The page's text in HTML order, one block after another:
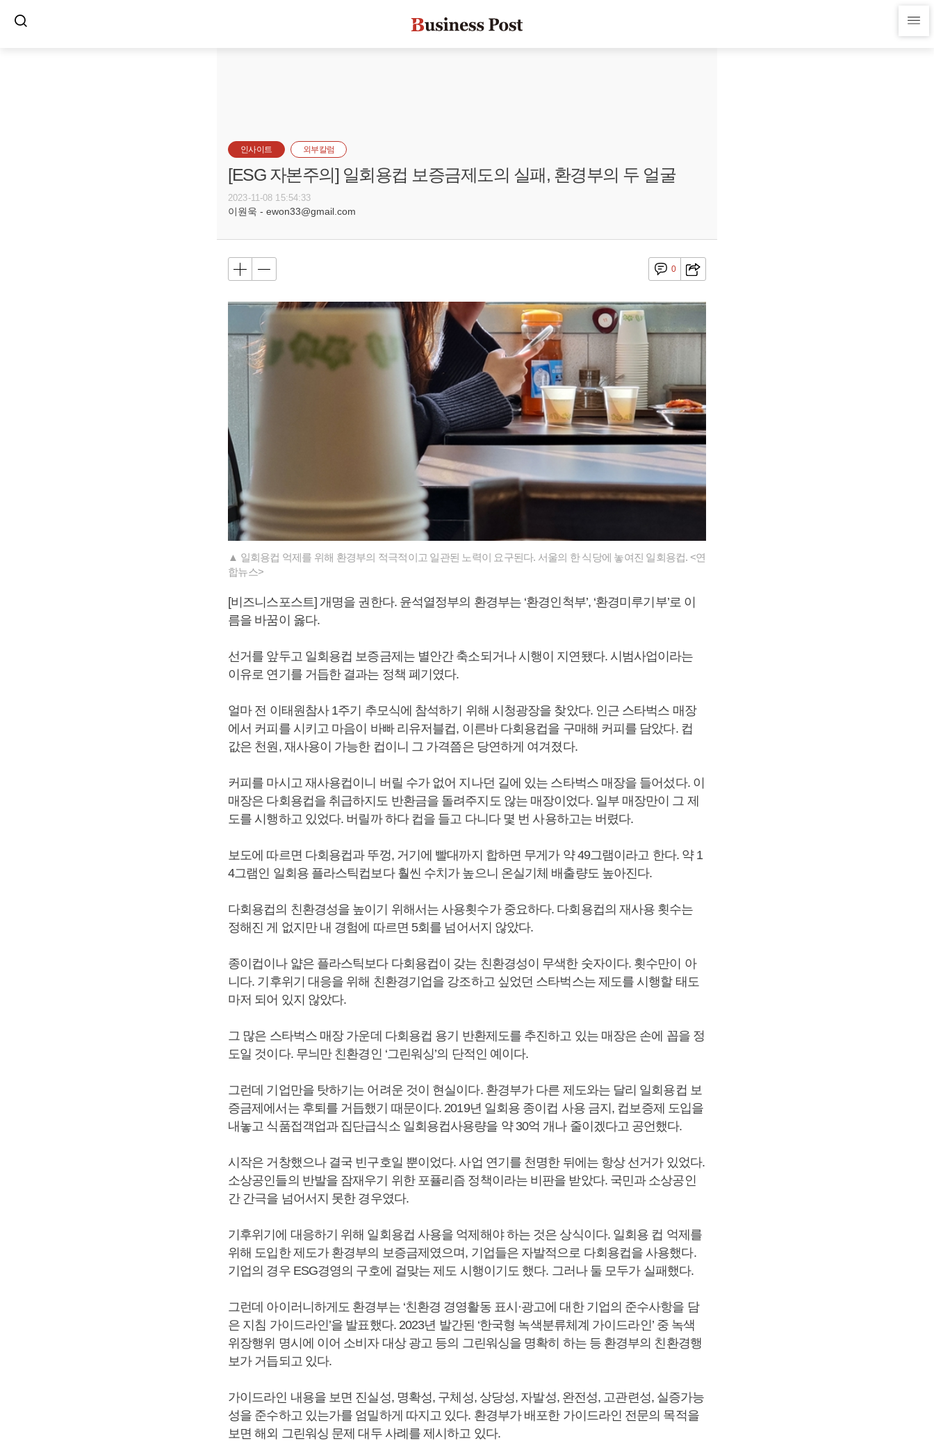
인사이트 외부칼럼
[ESG 자본주의] 일회용컵 보증금제도의 실패, 환경부의 두 얼굴
2023-11-08 15:54:33
이원욱 - ewon33@gmail.com
0
▲ 일회용컵 억제를 위해 환경부의 적극적이고 일관된 노력이 요구된다. 서울의 한 식당에 놓여진 일회용컵. <연
합뉴스>
[비즈니스포스트] 개명을 권한다. 윤석열정부의 환경부는 ‘환경인척부’, ‘환경미루기부’로 이
름을 바꿈이 옳다.
선거를 앞두고 일회용컵 보증금제는 별안간 축소되거나 시행이 지연됐다. 시범사업이라는
이유로 연기를 거듭한 결과는 정책 폐기였다.
얼마 전 이태원참사 1주기 추모식에 참석하기 위해 시청광장을 찾았다. 인근 스타벅스 매장
에서 커피를 시키고 마음이 바빠 리유저블컵, 이른바 다회용컵을 구매해 커피를 담았다. 컵
값은 천원, 재사용이 가능한 컵이니 그 가격쯤은 당연하게 여겨졌다.
커피를 마시고 재사용컵이니 버릴 수가 없어 지나던 길에 있는 스타벅스 매장을 들어섰다. 이
매장은 다회용컵을 취급하지도 반환금을 돌려주지도 않는 매장이었다. 일부 매장만이 그 제
도를 시행하고 있었다. 버릴까 하다 컵을 들고 다니다 몇 번 사용하고는 버렸다.
보도에 따르면 다회용컵과 뚜껑, 거기에 빨대까지 합하면 무게가 약 49그램이라고 한다. 약 1
4그램인 일회용 플라스틱컵보다 훨씬 수치가 높으니 온실기체 배출량도 높아진다.
다회용컵의 친환경성을 높이기 위해서는 사용횟수가 중요하다. 다회용컵의 재사용 횟수는
정해진 게 없지만 내 경험에 따르면 5회를 넘어서지 않았다.
종이컵이나 얇은 플라스틱보다 다회용컵이 갖는 친환경성이 무색한 숫자이다. 횟수만이 아
니다. 기후위기 대응을 위해 친환경기업을 강조하고 싶었던 스타벅스는 제도를 시행할 태도
마저 되어 있지 않았다.
그 많은 스타벅스 매장 가운데 다회용컵 용기 반환제도를 추진하고 있는 매장은 손에 꼽을 정
도일 것이다. 무늬만 친환경인 ‘그린워싱’의 단적인 예이다.
그런데 기업만을 탓하기는 어려운 것이 현실이다. 환경부가 다른 제도와는 달리 일회용컵 보
증금제에서는 후퇴를 거듭했기 때문이다. 2019년 일회용 종이컵 사용 금지, 컵보증제 도입을
내놓고 식품접객업과 집단급식소 일회용컵사용량을 약 30억 개나 줄이겠다고 공언했다.
시작은 거창했으나 결국 빈구호일 뿐이었다. 사업 연기를 천명한 뒤에는 항상 선거가 있었다.
소상공인들의 반발을 잠재우기 위한 포퓰리즘 정책이라는 비판을 받았다. 국민과 소상공인
간 간극을 넘어서지 못한 경우였다.
기후위기에 대응하기 위해 일회용컵 사용을 억제해야 하는 것은 상식이다. 일회용 컵 억제를
위해 도입한 제도가 환경부의 보증금제였으며, 기업들은 자발적으로 다회용컵을 사용했다.
기업의 경우 ESG경영의 구호에 걸맞는 제도 시행이기도 했다. 그러나 둘 모두가 실패했다.
그런데 아이러니하게도 환경부는 ‘친환경 경영활동 표시·광고에 대한 기업의 준수사항을 담
은 지침 가이드라인’을 발표했다. 2023년 발간된 ‘한국형 녹색분류체계 가이드라인’ 중 녹색
위장행위 명시에 이어 소비자 대상 광고 등의 그린워싱을 명확히 하는 등 환경부의 친환경행
보가 거듭되고 있다.
가이드라인 내용을 보면 진실성, 명확성, 구체성, 상당성, 자발성, 완전성, 고관련성, 실증가능
성을 준수하고 있는가를 엄밀하게 따지고 있다. 환경부가 배포한 가이드라인 전문의 목적을
보면 해외 그린워싱 문제 대두 사례를 제시하고 있다.